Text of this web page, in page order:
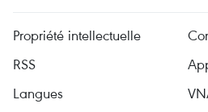
Propriété intellectuelle
RSS
Langues